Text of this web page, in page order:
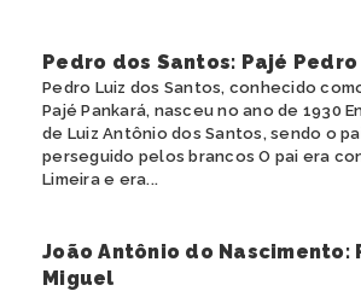
Pedro dos Santos: Pajé
Pedro Luiz dos Santos, conhecido
Pajé Pankará, nasceu no ano de 1930
de Luiz Antônio dos Santos, sendo o
perseguido pelos brancos O pai era
Limeira e era...
João Antônio do Nascimento:
Miguel